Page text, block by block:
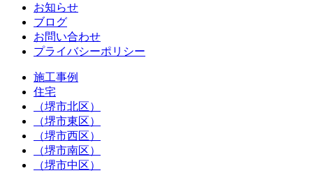
お知らせ
ブログ
お問い合わせ
プライバシーポリシー
施工事例
住宅
（堺市北区）
（堺市東区）
（堺市西区）
（堺市南区）
（堺市中区）